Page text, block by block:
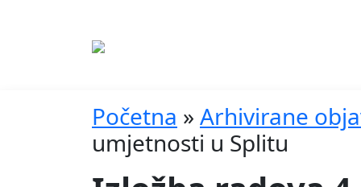
Početna » Arhivirane
umjetnosti u Splitu